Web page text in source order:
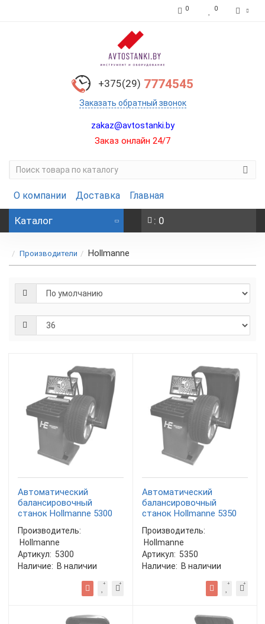
0 0
+375(29) 7774545
Заказать обратный звонок
zakaz@avtostanki.by
Заказ онлайн 24/7
О компании Доставка Главная
Каталог : 0
Производители Hollmanne
Автоматический
балансировочный
станок Hollmanne 5300
Производитель:
Hollmanne
Артикул: 5300
Наличие: В наличии
Автоматический
балансировочный
станок Hollmanne 5350
Производитель:
Hollmanne
Артикул: 5350
Наличие: В наличии